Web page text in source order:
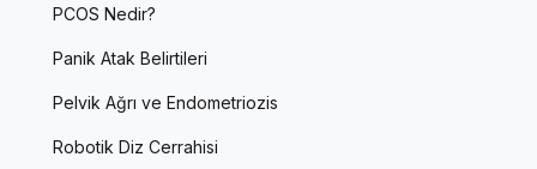
PCOS Nedir?
Panik Atak Belirtileri
Pelvik Ağrı ve Endometriozis
Robotik Diz Cerrahisi